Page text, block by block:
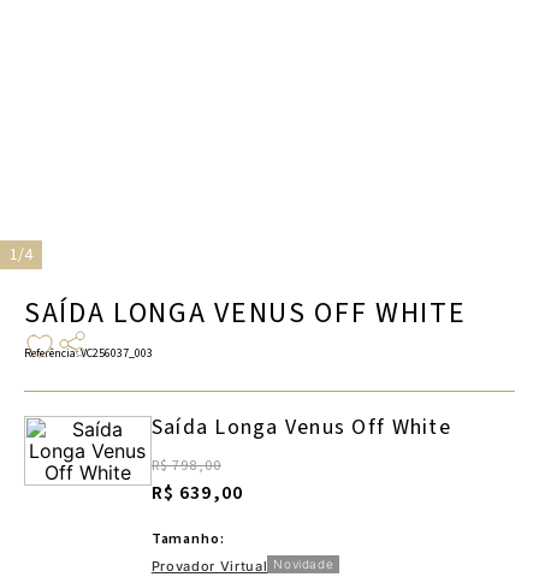
1/4
SAÍDA LONGA VENUS OFF WHITE
Referência:VC256037_003
Saída Longa Venus Off White
R$ 798,00
R$ 639,00
Tamanho:
Provador Virtual Novidade